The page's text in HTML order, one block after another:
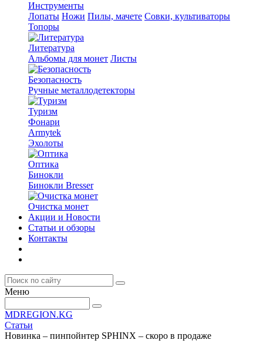
Инструменты
Лопаты Ножи Пилы, мачете Совки, культиваторы
Топоры
Литература
Альбомы для монет Листы
Безопасность
Ручные металлодетекторы
Туризм
Фонари
Armytek
Эхолоты
Оптика
Бинокли
Бинокли Bresser
Очистка монет
Акции и Новости
Статьи и обзоры
Контакты
Меню
MDREGION.KG
Статьи
Новинка – пинпойнтер SPHINX – скоро в продаже